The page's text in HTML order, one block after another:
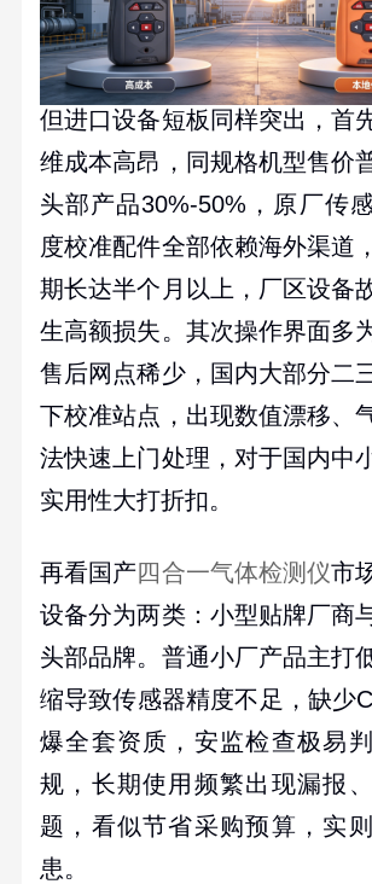
但进口设备短板同样突出，首
维成本高昂，同规格机型售价
头部产品30%-50% ，原厂传
度校准配件全部依赖海外渠道
期长达半个月以上，厂区设备
生高额损失。其次操作界面多
售后网点稀少，国内大部分二
下校准站点，出现数值漂移、
法快速上门处理，对于国内中
实用性大打折扣。
再看国产四合一气体检测仪市
设备分为两类：小型贴牌厂商
头部品牌。普通小厂产品主打
缩导致传感器精度不足，缺少
爆全套资质，安监检查极易
规，长期使用频繁出现漏报
题，看似节省采购预算，实
患。